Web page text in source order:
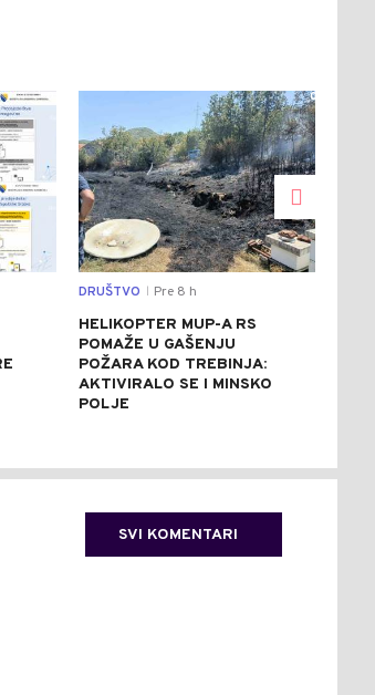
0 0
DRUŠTVO Pre 8 h
HELIKOPTER MUP-A RS
POMAŽE U GAŠENJU
POŽARA KOD TREBINJA:
AKTIVIRALO SE I MINSKO
POLJE
SVI KOMENTARI